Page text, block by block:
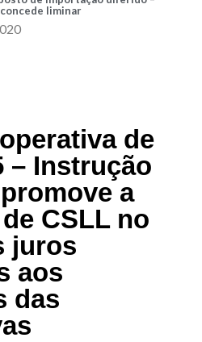
de
– Instrução
a
CSLL no
juros
aos
das
liminar